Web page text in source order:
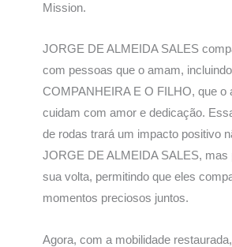
Mission.
JORGE DE ALMEIDA SALES
com pessoas que o amam,
COMPANHEIRA E O FILHO, que o
cuidam com amor e dedicação.
de rodas trará um impacto positivo
JORGE DE ALMEIDA SALES, mas
sua volta, permitindo que eles
momentos preciosos juntos.
Agora, com a mobilidade